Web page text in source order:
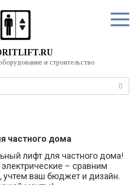
и строительство
частного дома
лифт для частного дома!
– сравним
ваш бюджет и дизайн.